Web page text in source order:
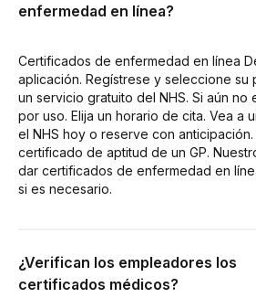
enfermedad en línea?
Certificados de enfermedad en línea
aplicación. Regístrese y seleccione su
un servicio gratuito del NHS. Si aún
por uso. Elija un horario de cita. Vea a
el NHS hoy o reserve con
certificado de aptitud de un GP.
dar certificados de enfermedad en
si es necesario.
¿Verifican los empleadores los
certificados médicos?